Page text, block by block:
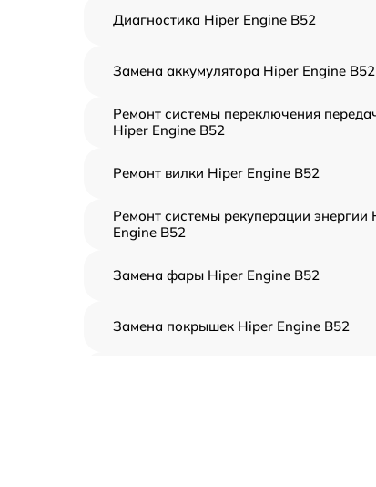
Диагностика Hiper Engine B52
Замена аккумулятора Hiper Engine B52
Ремонт системы переключения
Hiper Engine B52
Ремонт вилки Hiper Engine B52
Ремонт системы рекуперации энергии
Engine B52
Замена фары Hiper Engine B52
Замена покрышек Hiper Engine B52